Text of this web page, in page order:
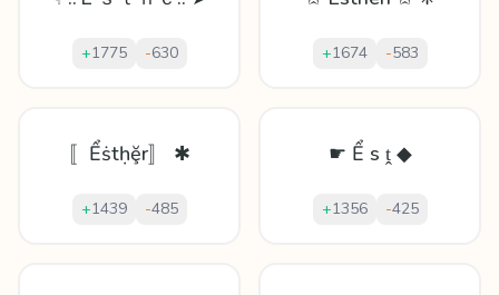
+1775 -630 +1674 -583
〚Ểṡtḥḝr〛 ✱
+1439 -485
☛ Ể ѕ ṱ ◆
+1356 -425